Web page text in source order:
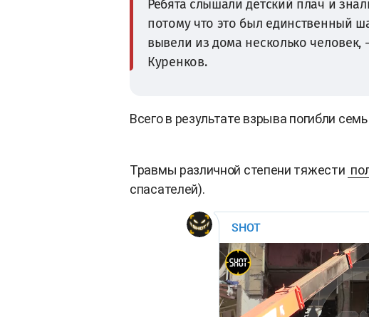
Ребята слышали детский плач и
потому что это был единственный
вывели из дома несколько
Куренков.
Всего в результате взрыва погибли
Травмы различной степени тяжести
спасателей).